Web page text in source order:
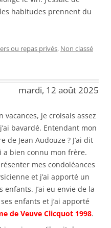
habitudes prennent du
ou repas privés, Non classé
mardi, 12 août 2025
vacances, je croisais assez
bavardé. Entendant mon
Jean Audouze ? J’ai dit
a bien connu mon frère.
mes condoléances
et j’ai apporté un
J’ai eu envie de la
enfants et j’ai apporté
de Veuve Clicquot 1998.